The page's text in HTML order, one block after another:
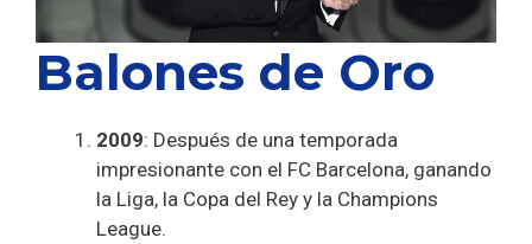
Balones de Oro
2009: Después de una temporada
impresionante con el FC Barcelona, ganando
la Liga, la Copa del Rey y la Champions
League.